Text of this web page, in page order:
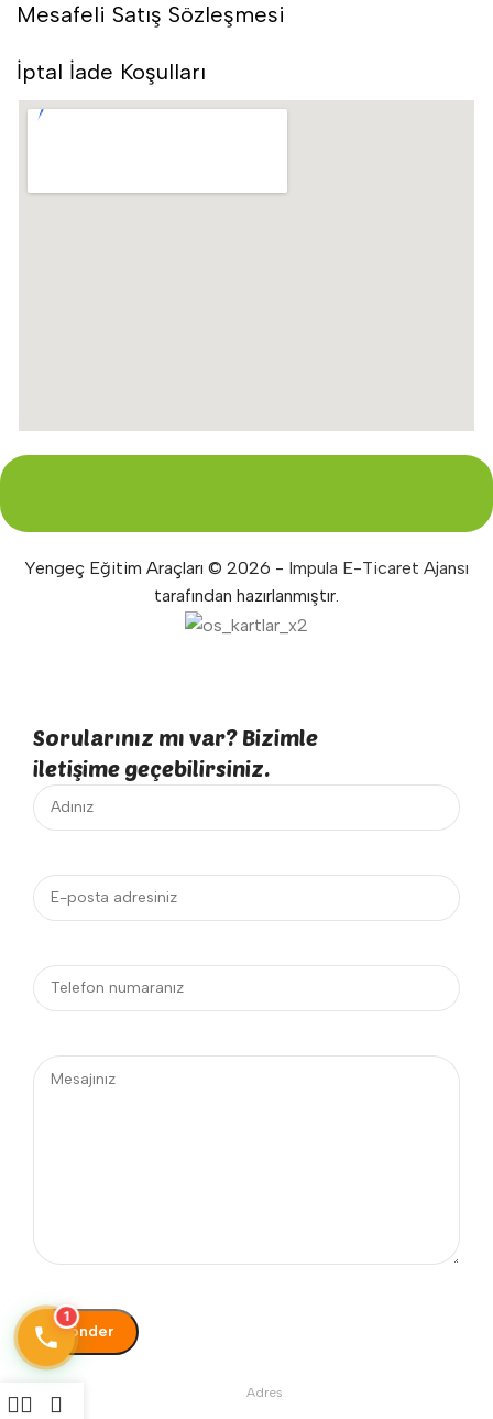
Mesafeli Satış Sözleşmesi
İptal İade Koşulları
Yengeç Eğitim Araçları © 2026 - Impula E-Ticaret Ajansı
tarafından hazırlanmıştır.
Sorularınız mı var? Bizimle
iletişime geçebilirsiniz.
Adres
1